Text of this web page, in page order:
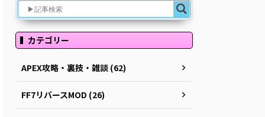
カテゴリー
APEX攻略・裏技・雑談 (62)
FF7リバースMOD (26)